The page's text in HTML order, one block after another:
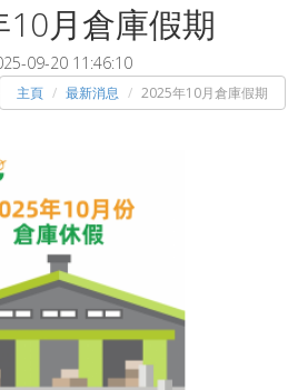
10月倉庫假期
09-20 11:46:10
主頁 最新消息 2025年10月倉庫假期